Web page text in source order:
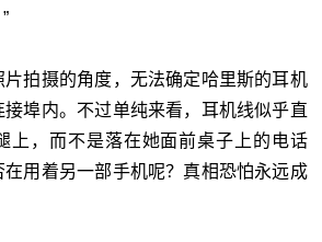
拍摄的角度，无法确定哈里斯的耳机
埠内。不过单纯来看，耳机线似乎直
上，而不是落在她面前桌子上的电话
在用着另一部手机呢？真相恐怕永远成